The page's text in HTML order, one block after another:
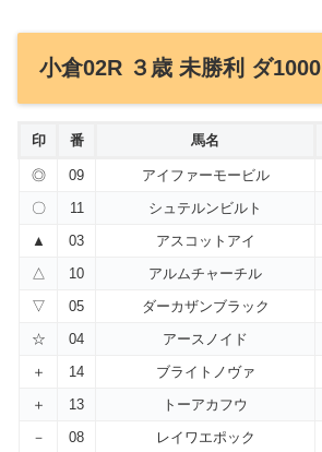
小倉02R ３歳 未勝利 ダ1000
印 番 馬名
◎ 09 アイファーモービル
〇
11 シュテルンビルト
▲
03 アスコットアイ
△
10 アルムチャーチル
▽
05 ダーカザンブラック
☆
04 アースノイド
＋
14 ブライトノヴァ
＋
13 トーアカフウ
－
08 レイワエポック